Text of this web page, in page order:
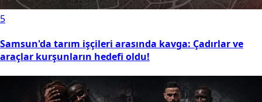
5
Samsun'da tarım işçileri arasında kavga: Çadırlar ve
araçlar kurşunların hedefi oldu!